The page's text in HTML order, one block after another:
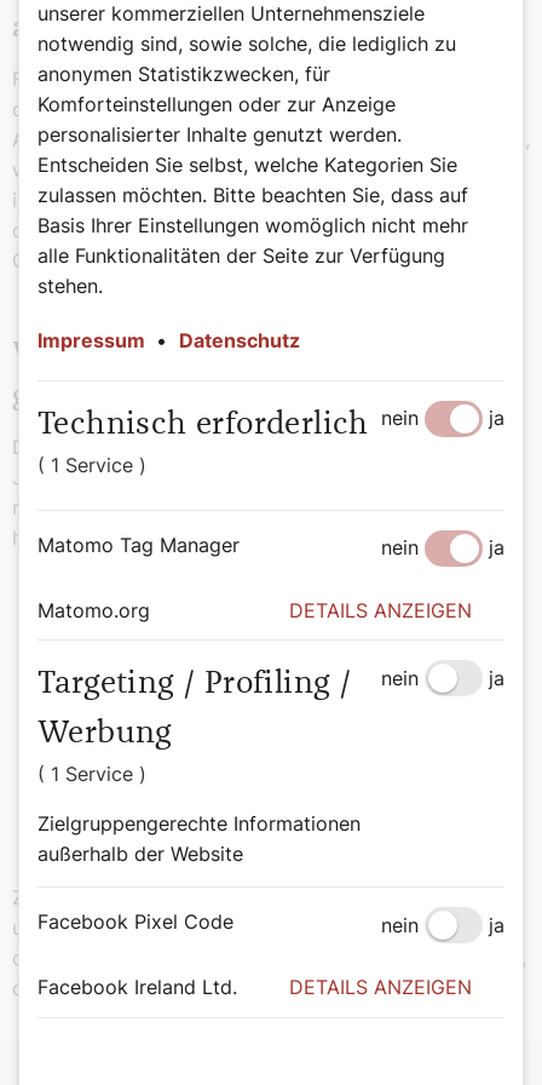
auf die Menschen?
Für mich war es immer schön, dass ich mich aufmachen
durfte und neue Aufgaben bekommen habe. Wie
Abraham, der aufbrach, wusste ich auch oft nicht genau,
wo ich ankommen würde. Aber das machte nichts, weil
ich weiß, dass ich mit dem Herrn unterwegs bin. Der,
der ich bin, bin ich als Steyler Missionar und
Ordensmann geworden.
Wie bist du durch schwierige Zeiten
gekommen?
Drei Dinge waren mir immer wichtig: Erstens meine
Jesus-Beziehung. Gebet, Stille, Eucharistie. Jesus ist
mein guter Freund, sonst wäre ich nirgends
hingegangen.
„Die Menschen in Argentinien haben
mir gezeigt, was ein Leben im Glauben
alles schaffen kann. Gemeinschaft
wurde immer großgeschrieben.“
Zweitens meine Freunde, Männer und Frauen, einige
unter den Steylern, aber nicht ausschließlich. Und
drittens hat mir immer geholfen, dass mich die Aufgabe,
die ich hatte, immer mehr gefreut als belastet hat.
unserer kommerziellen Unternehmensziele
notwendig sind, sowie solche, die lediglich zu
anonymen Statistikzwecken, für
Komforteinstellungen oder zur Anzeige
personalisierter Inhalte genutzt werden.
Entscheiden Sie selbst, welche Kategorien Sie
zulassen möchten. Bitte beachten Sie, dass auf
Basis Ihrer Einstellungen womöglich nicht mehr
alle Funktionalitäten der Seite zur Verfügung
stehen.
Impressum • Datenschutz
Technisch erforderlich
( 1 Service )
nein ja
Matomo Tag Manager nein ja
Matomo.org DETAILS ANZEIGEN
Targeting / Profiling /
Werbung
( 1 Service )
Zielgruppengerechte Informationen
außerhalb der Website
nein ja
Facebook Pixel Code nein ja
Facebook Ireland Ltd. DETAILS ANZEIGEN